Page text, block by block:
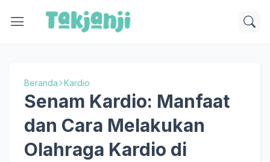
Beranda Kardio
Senam Kardio: Manfaat
dan Cara Melakukan
Olahraga Kardio di